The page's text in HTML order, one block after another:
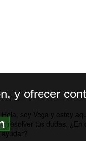
DE PRIVACIDAD
y ofrecer